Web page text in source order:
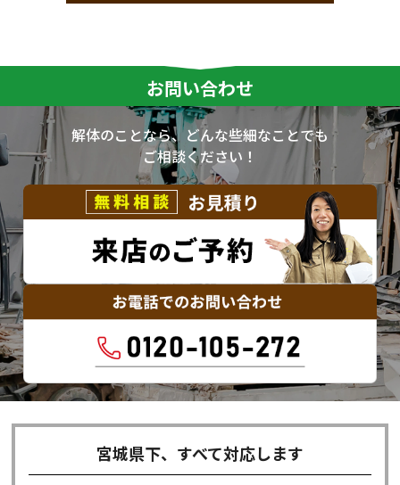
お問い合わせ
解体のことなら、どんな些細なことでも
ご相談ください！
宮城県下、すべて対応します